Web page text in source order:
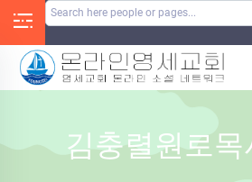
김충렬원로목